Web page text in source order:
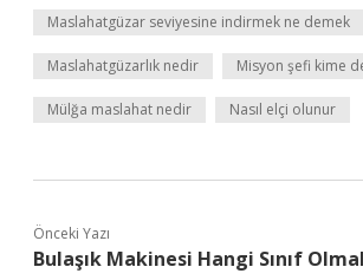
Maslahatgüzar seviyesine indirmek ne demek
Maslahatgüzarlık nedir Misyon şefi kime
Mülğa maslahat nedir Nasıl elçi olunur
Önceki Yazı
Bulaşık Makinesi Hangi Sınıf